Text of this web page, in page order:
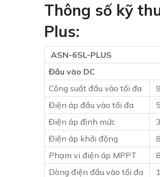
Thông số kỹ
Plus:
ASN-6SL-PLUS
Đầu vào DC
Công suất đầu vào tối đa
Điện áp đầu vào tối đa
Điện áp định mức
Điện áp khởi động
Phạm vi điện áp MPPT
Dòng điện đầu vào tối đa